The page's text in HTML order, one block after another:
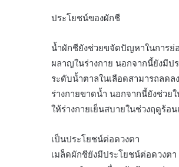
ประโยชน์ของผักชี
น้ำผักชียังช่วยขจัดปัญหาในการย่อ
ผลาญในร่างกาย นอกจากนี้ยังมี
ระดับน้ำตาลในเลือดสามารถลด
ร่างกายขาดน้ำ นอกจากนี้ยังช่วย
ให้ร่างกายเย็นสบายในช่วงฤดูร้
เป็นประโยชน์ต่อดวงตา
เมล็ดผักชียังมีประโยชน์ต่อดวงต